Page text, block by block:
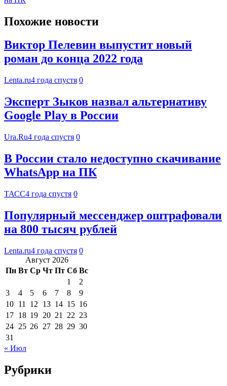
Похожие новости
Виктор Пелевин выпустит новый
роман до конца 2022 года
Lenta.ru4 года спустя 0
Эксперт Зыков назвал альтернативу
Google Play в России
Ura.Ru4 года спустя 0
В России стало недоступно скачивание
WhatsApp на ПК
ТАСС4 года спустя 0
Популярный мессенджер оштрафовали
на 800 тысяч рублей
Lenta.ru4 года спустя 0
Август 2026
Пн Вт Ср Чт Пт Сб Вс
1
2
3
4 5 6 7 8
9
10 11 12 13 14 15 16
17 18 19 20 21 22 23
24 25 26 27 28 29 30
31
« Июл
Рубрики